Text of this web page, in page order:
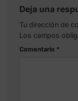
Deja una
Tu dirección de
Los campos
Comentario *